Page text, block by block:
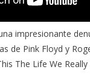
impresionante
de Pink Floyd y
The Life We